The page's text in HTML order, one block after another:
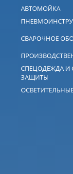
АВТОМОЙКА
СВАРОЧНОЕ
СПЕЦОДЕЖДА И
ЗАЩИТЫ